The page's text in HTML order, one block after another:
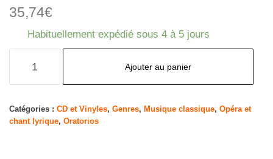
35,74€
Habituellement expédié sous 4 à 5 jours
Nuits
d'été
Ajouter au panier
Catégories : CD et Vinyles, Genres, Musique classique, Opéra et
chant lyrique, Oratorios